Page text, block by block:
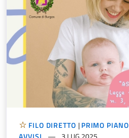
FILO DIRETTO |PRIMO PIANO